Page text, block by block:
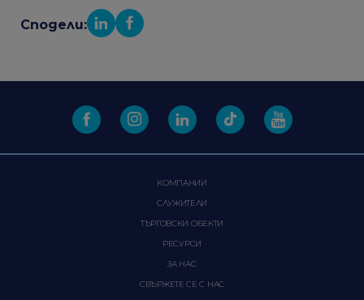
Сподели:
КОМПАНИИ
СЛУЖИТЕЛИ
ТЪРГОВСКИ ОБЕКТИ
РЕСУРСИ
ЗА НАС
СВЪРЖЕТЕ СЕ С НАС